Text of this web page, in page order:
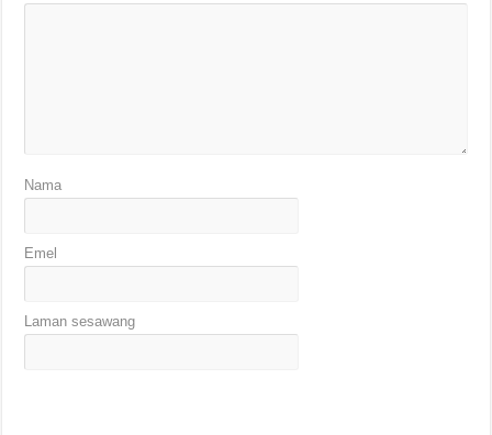
Nama
Emel
Laman sesawang